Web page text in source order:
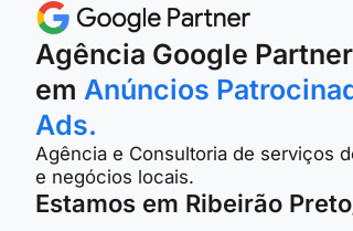
Agência Google
em Anúncios
Ads.
Agência e Consultoria de serviços
e negócios locais.
Estamos em Ribeirão